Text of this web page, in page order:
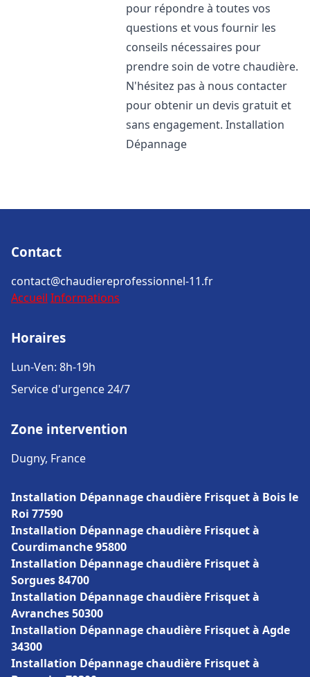
pour répondre à toutes vos
questions et vous fournir les
conseils nécessaires pour
prendre soin de votre chaudière.
N'hésitez pas à nous contacter
pour obtenir un devis gratuit et
sans engagement. Installation
Dépannage
Contact
contact@chaudiereprofessionnel-11.fr
Accueil Informations
Horaires
Lun-Ven: 8h-19h
Service d'urgence 24/7
Zone intervention
Dugny, France
Installation Dépannage chaudière Frisquet à Bois le
Roi 77590
Installation Dépannage chaudière Frisquet à
Courdimanche 95800
Installation Dépannage chaudière Frisquet à
Sorgues 84700
Installation Dépannage chaudière Frisquet à
Avranches 50300
Installation Dépannage chaudière Frisquet à Agde
34300
Installation Dépannage chaudière Frisquet à